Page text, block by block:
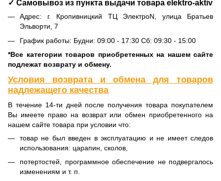
✓ Самовывоз из пункта выдачи товара elektro-aktiv
Адрес: г. Кропивницкий ТЦ ЭлектроN, улица Братьев
Эльворти, 7
График работы: Будни: 09:00 - 17:30 Сб: 09:30 - 15:00
*Все категории товаров приобретенных на нашем сайте
подлежат возврату и обмену.
Условия возврата и обмена для товаров
надлежащего качества
В течение 14-ти дней после получения товара покупателем
Вы имеете право на возврат или обмен приобретенного на
нашем сайте товара при условии что:
товар не был введен в эксплуатацию и не имеет следов
использования: царапин, сколов,
потертостей, программное обеспечение не подвергалось
изменениям и т. п.